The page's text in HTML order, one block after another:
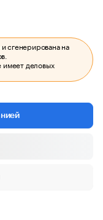
сгенерирована на
имеет деловых